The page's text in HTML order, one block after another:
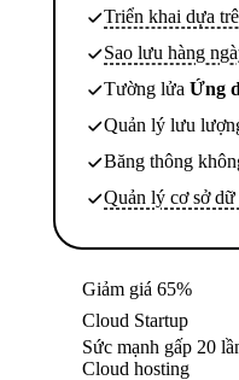
Triển khai dựa
Sao lưu hàng
Tường lửa Ứng
Quản lý lưu
Băng thông
Quản lý cơ sở
Giảm giá 65%
Cloud Startup
Sức mạnh gấp 20
Cloud hosting